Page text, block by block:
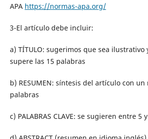
APA https://normas-apa.org/
3-El artículo debe incluir:
a) TÍTULO: sugerimos que sea ilustrativo
supere las 15 palabras
b) RESUMEN: síntesis del artículo con un
palabras
c) PALABRAS CLAVE: se sugieren entre 5